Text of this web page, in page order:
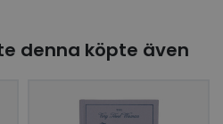
denna köpte även